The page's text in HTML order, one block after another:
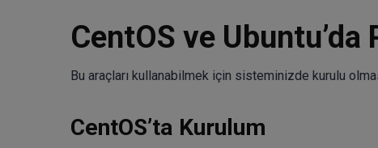
CentOS ve
Bu araçları kullanabilmek için sisteminizde kurulu
CentOS’ta Kurulum